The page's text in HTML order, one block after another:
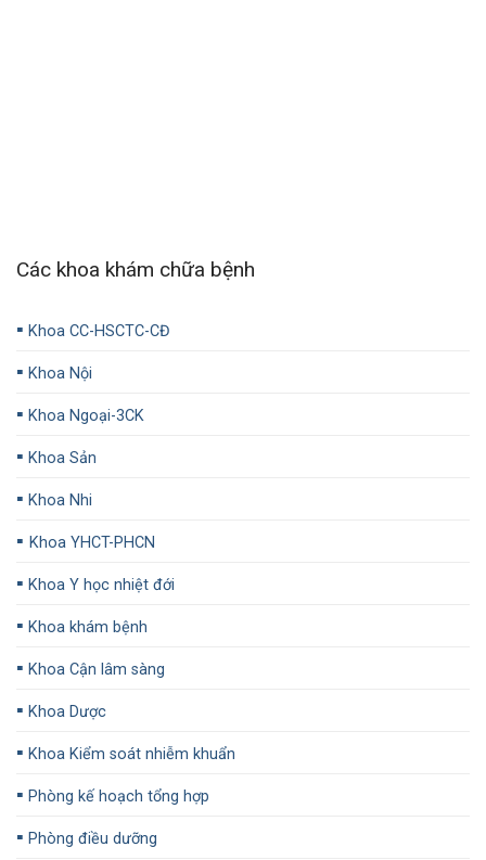
Các khoa khám chữa bệnh
▪️ Khoa CC-HSCTC-CĐ
▪️ Khoa Nội
▪️ Khoa Ngoại-3CK
▪️ Khoa Sản
▪️ Khoa Nhi
▪️ Khoa YHCT-PHCN
▪️ Khoa Y học nhiệt đới
▪️ Khoa khám bệnh
▪️ Khoa Cận lâm sàng
▪️ Khoa Dược
▪️ Khoa Kiểm soát nhiễm khuẩn
▪️ Phòng kế hoạch tổng hợp
▪️ Phòng điều dưỡng